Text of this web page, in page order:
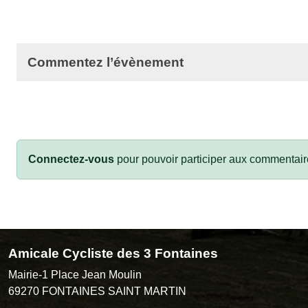
Commentez l’évènement
Connectez-vous pour pouvoir participer aux
Amicale Cycliste des 3 Fontaines
Mairie-1 Place Jean Moulin
69270 FONTAINES SAINT MARTIN